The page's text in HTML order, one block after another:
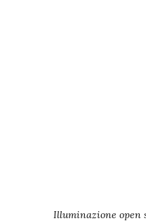
Illuminazione open